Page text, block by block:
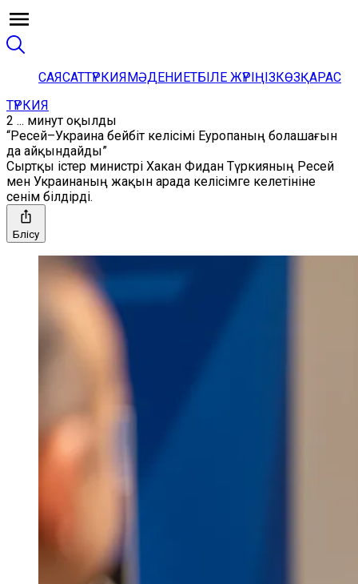
САЯСАТТҮРКИЯМӘДЕНИЕТБІЛЕ ЖҮРІҢІЗКӨЗҚАРАС
ТҮРКИЯ
2 ... минут оқылды
“Ресей–Украина бейбіт келісімі Еуропаның болашағын
да айқындайды”
Сыртқы істер министрі Хакан Фидан Түркияның Ресей
мен Украинаның жақын арада келісімге келетініне
сенім білдірді.
Бөлісу